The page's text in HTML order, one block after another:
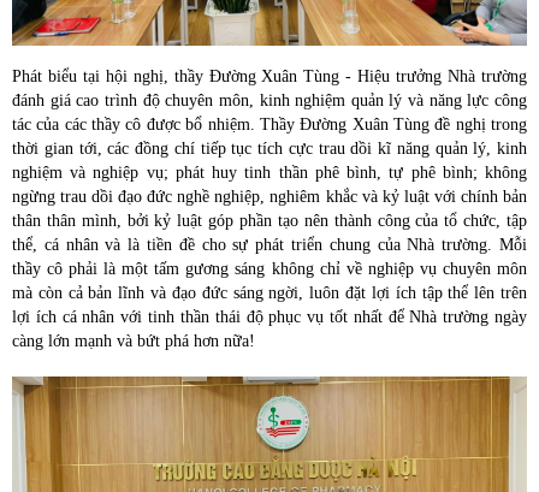
Phát biểu tại hội nghị, thầy Đường Xuân Tùng - Hiệu trưởng Nhà trường
đánh giá cao trình độ chuyên môn, kinh nghiệm quản lý và năng lực công
tác của các thầy cô được bổ nhiệm. Thầy Đường Xuân Tùng đề nghị trong
thời gian tới, các đồng chí tiếp tục tích cực trau dồi kĩ năng quản lý, kinh
nghiệm và nghiệp vụ; phát huy tinh thần phê bình, tự phê bình; không
ngừng trau dồi đạo đức nghề nghiệp, nghiêm khắc và kỷ luật với chính bản
thân thân mình, bởi kỷ luật góp phần tạo nên thành công của tổ chức, tập
thể, cá nhân và là tiền đề cho sự phát triển chung của Nhà trường. Mỗi
thầy cô phải là một tấm gương sáng không chỉ về nghiệp vụ chuyên môn
mà còn cả bản lĩnh và đạo đức sáng ngời, luôn đặt lợi ích tập thể lên trên
lợi ích cá nhân với tinh thần thái độ phục vụ tốt nhất để Nhà trường ngày
càng lớn mạnh và bứt phá hơn nữa!